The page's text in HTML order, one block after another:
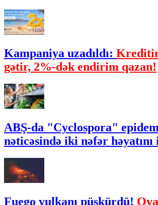
Kampaniya uzadıldı:
gətir, 2%-dək endirim qazan!
ABŞ-da "Cyclospora"
nəticəsində iki nəfər
Fuego vulkanı püskürdü!